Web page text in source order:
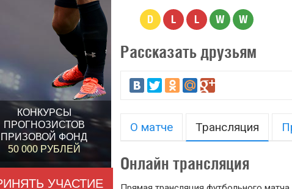
КОНКУРСЫ
ПРОГНОЗИСТОВ
ПРИЗОВОЙ ФОНД
50 000 РУБЛЕЙ
УЧАСТИЕ
D L L W W
Рассказать друзьям
О матче Трансляция
Онлайн трансляция